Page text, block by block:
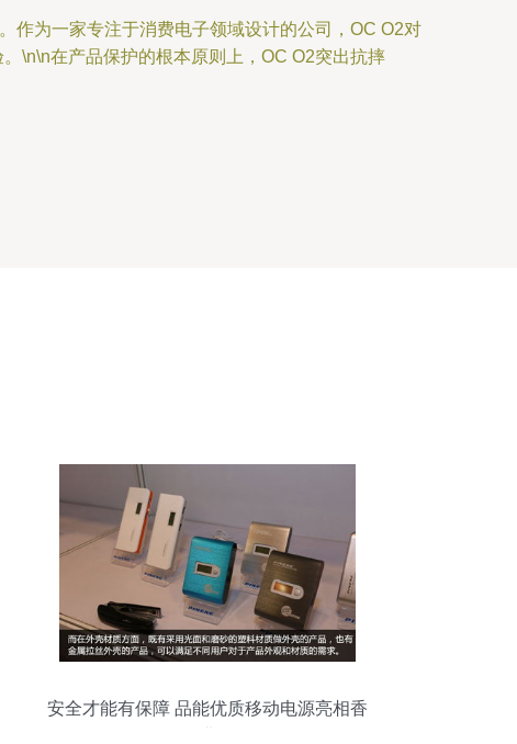
作为一家专注于消费电子领域设计的公司，OC O2对
\n\n在产品保护的根本原则上，OC O2突出抗摔
安全才能有保障 品能优质移动电源亮相香